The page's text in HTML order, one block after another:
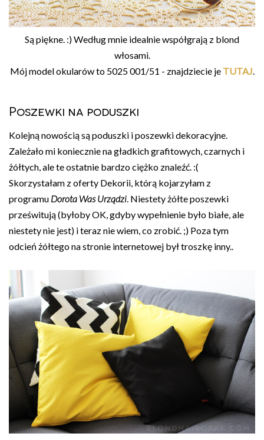
Są piękne. :) Według mnie idealnie współgrają z blond
włosami.
Mój model okularów to 5025 001/51 - znajdziecie je TUTAJ
Poszewki na poduszki
Kolejną nowością są poduszki i poszewki dekoracyjne.
Zależało mi koniecznie na gładkich grafitowych, czarnych i
żółtych, ale te ostatnie bardzo ciężko znaleźć. :(
Skorzystałam z oferty Dekorii, którą kojarzyłam z
programu Dorota Was Urządzi . Niestety żółte poszewki
prześwitują (byłoby OK, gdyby wypełnienie było białe, ale
niestety nie jest) i teraz nie wiem, co zrobić. ;) Poza tym
odcień żółtego na stronie internetowej był troszkę inny..